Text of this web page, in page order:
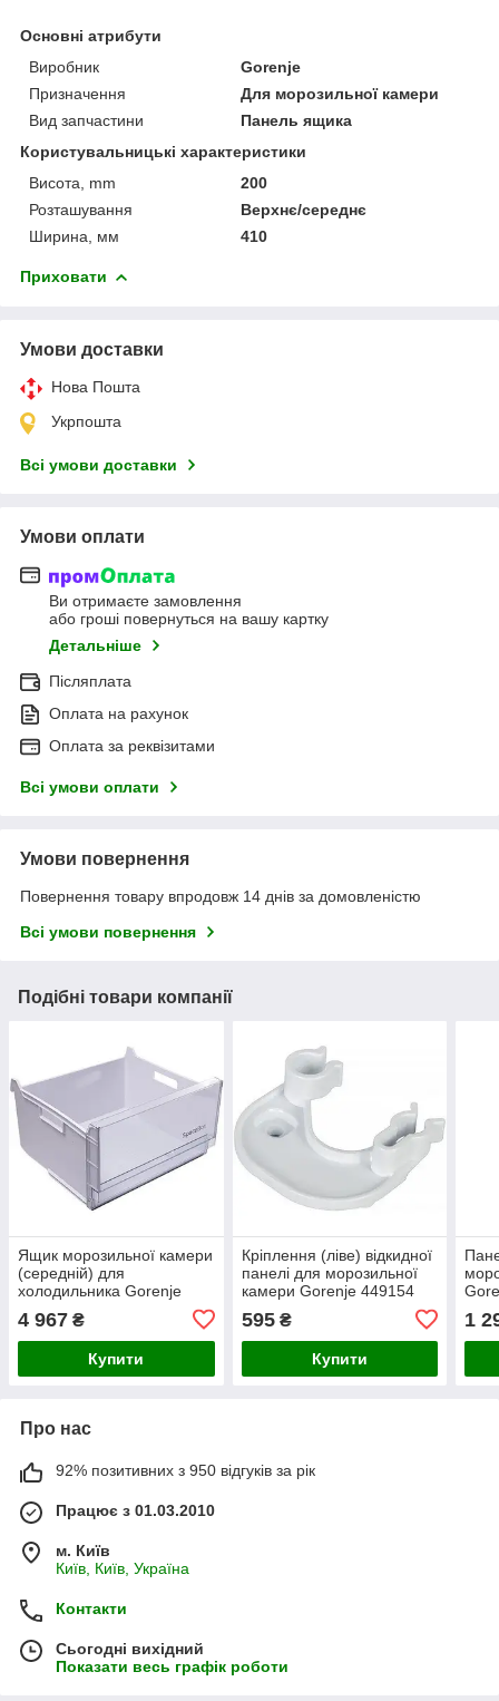
Основні атрибути
Виробник
Gorenje
Призначення
Для морозильної камери
Вид запчастини
Панель ящика
Користувальницькі характеристики
Висота, mm
200
Розташування
Верхнє/середнє
Ширина, мм
410
Приховати
Умови доставки
Нова Пошта
Укрпошта
Всі умови доставки
Умови оплати
Ви отримаєте замовлення
або гроші повернуться на вашу картку
Детальніше
Післяплата
Оплата на рахунок
Оплата за реквізитами
Всі умови оплати
Умови повернення
Повернення товару впродовж 14 днів за домовленістю
Всі умови повернення
Подібні товари компанії
Ящик морозильної камери
(середній) для
холодильника Gorenje
571802 410x385x235mm
4 967 ₴
Купити
Кріплення (ліве) відкидної
панелі для морозильної
камери Gorenje 449154
595₴
Купити
1
Про нас
92% позитивних з 950 відгуків за рік
Працює з 01.03.2010
м. Київ
Київ, Київ, Україна
Контакти
Сьогодні вихідний
Показати весь графік роботи